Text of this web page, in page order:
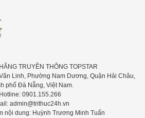
TRUYỀN THÔNG TOPSTAR
Linh, Phường Nam Dương, Quận Hải Châu,
phố Đà Nẵng, Việt Nam.
Hotline: 0901.155.266
admin@trithuc24h.vn
nội dung: Huỳnh Trương Minh Tuấn